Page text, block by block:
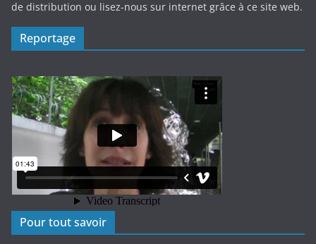
de distribution ou lisez-nous sur internet grâce à ce site web.
Reportage
Pour tout savoir